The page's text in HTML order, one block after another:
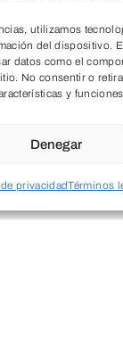
utilizamos
del dispositivo.
datos como el
No consentir o
y
Denegar
privacidadTérminos